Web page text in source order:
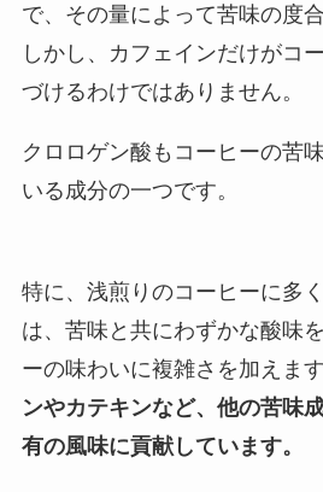
で、その量によって苦味の度
しかし、カフェインだけがコ
づけるわけではありません。
クロロゲン酸もコーヒーの苦
いる成分の一つです。
特に、浅煎りのコーヒーに多
は、苦味と共にわずかな酸味
ーの味わいに複雑さを加えます
ンやカテキンなど、他の苦味
有の風味に貢献しています。